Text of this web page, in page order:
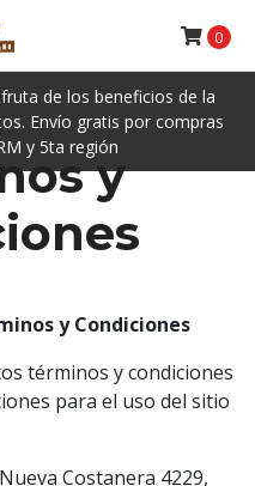
de los beneficios de la
Envío gratis por compras
y 5ta región
0
y
y Condiciones
términos y condiciones
para el uso del sitio
Costanera 4229,